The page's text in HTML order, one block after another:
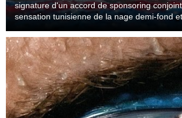
signature d'un accord de sponsoring
sensation tunisienne de la nage demi-fond